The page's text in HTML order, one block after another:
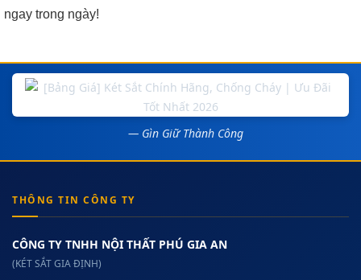
ngay trong ngày!
— Gìn Giữ Thành Công
THÔNG TIN CÔNG TY
CÔNG TY TNHH NỘI THẤT PHÚ GIA AN
(KÉT SẮT GIA ĐỊNH)